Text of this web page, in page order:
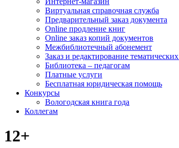
Виртуальная справочная служба
Предварительный заказ документа
Online продление книг
Online заказ копий документов
Межбиблиотечный абонемент
Заказ и редактирование
Библиотека – педагогам
Платные услуги
Бесплатная юридическая помощь
Конкурсы
Вологодская книга года
Коллегам
12+